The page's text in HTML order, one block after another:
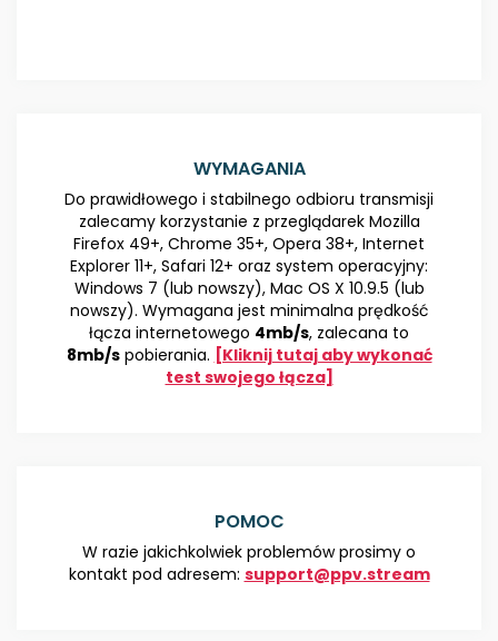
WYMAGANIA
Do prawidłowego i stabilnego odbioru transmisji
zalecamy korzystanie z przeglądarek Mozilla
Firefox 49+, Chrome 35+, Opera 38+, Internet
Explorer 11+, Safari 12+ oraz system operacyjny:
Windows 7 (lub nowszy), Mac OS X 10.9.5 (lub
nowszy). Wymagana jest minimalna prędkość
łącza internetowego 4mb/s, zalecana to
8mb/spobierania. [Kliknij tutaj aby wykonać
test swojego łącza]
POMOC
W razie jakichkolwiek problemów prosimy o
kontakt pod adresem: support@ppv.stream